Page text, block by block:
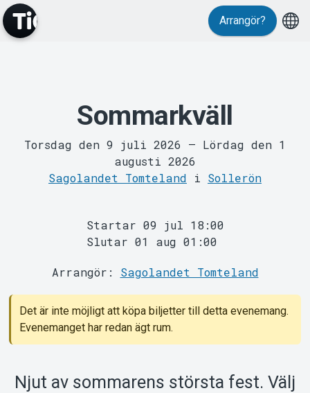
MyTickster
Support
Om Tickster
Arrangör?
Sommarkväll
Torsdag den 9 juli 2026 – Lördag den 1
augusti 2026
Sagolandet Tomteland i Sollerön
Startar 09 jul 18:00
Slutar 01 aug 01:00
Arrangör: Sagolandet Tomteland
Det är inte möjligt att köpa biljetter till detta evenemang.
Evenemanget har redan ägt rum.
Njut av sommarens största fest. Välj